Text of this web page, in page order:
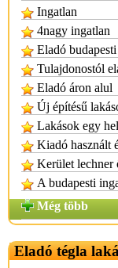
Ingatlan
4nagy ingatlan
Eladó
Tulajdonostól
Eladó áron alul
Új építésű
Lakások egy
Kiadó használt
Kerület lechner
A budapesti
Még több
Eladó tégla